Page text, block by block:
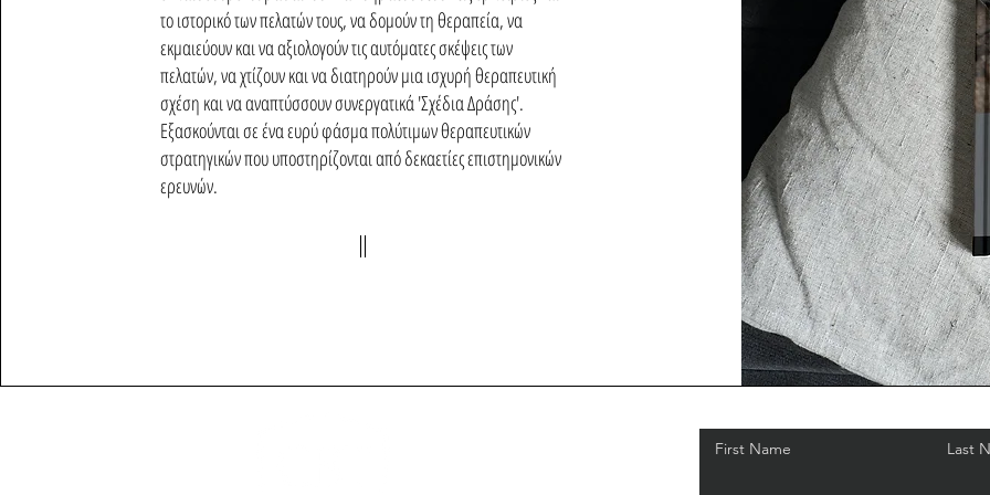
το ιστορικό των πελατών τους, να δομούν τη θεραπεία, να
εκμαιεύουν και να αξιολογούν τις αυτόματες σκέψεις των
πελατών, να χτίζουν και να διατηρούν μια ισχυρή θεραπευτική
σχέση και να αναπτύσσουν συνεργατικά 'Σχέδια Δράσης'.
Εξασκούνται σε ένα ευρύ φάσμα πολύτιμων θεραπευτικών
στρατηγικών που υποστηρίζονται από δεκαετίες επιστημονικών
ερευνών.
First Name Last